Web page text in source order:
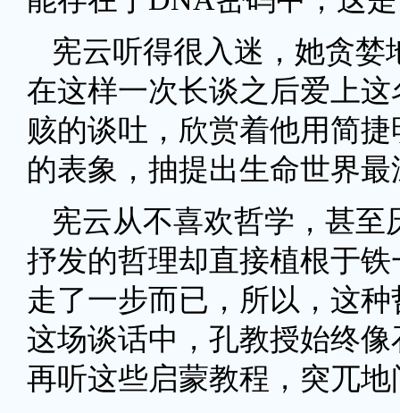
宪云听得很入迷，她贪
在这样一次长谈之后爱上
赅的谈吐，欣赏着他用简
的表象，抽提出生命世界
宪云从不喜欢哲学，甚
抒发的哲理却直接植根于
走了一步而已，所以，这
这场谈话中，孔教授始终
再听这些启蒙教程，突兀地